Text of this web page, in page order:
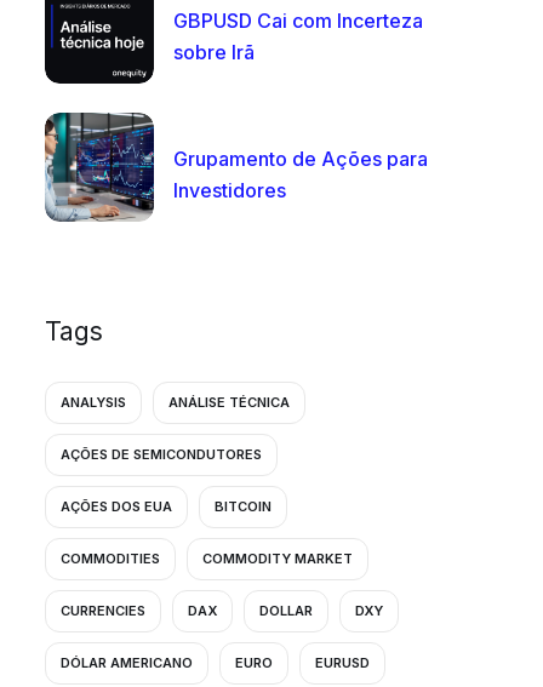
GBPUSD Cai com Incerteza
sobre Irã
Grupamento de Ações para
Investidores
Tags
ANALYSIS ANÁLISE TÉCNICA
AÇÕES DE SEMICONDUTORES
AÇÕES DOS EUA BITCOIN
COMMODITIES COMMODITY MARKET
CURRENCIES DAX DOLLAR DXY
DÓLAR AMERICANO EURO EURUSD